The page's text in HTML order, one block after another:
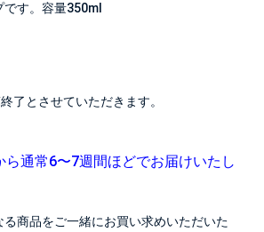
す。容量350ml
了とさせていただきます。
ら通常6〜7週間ほどでお届けいたし
る商品をご一緒にお買い求めいただいた